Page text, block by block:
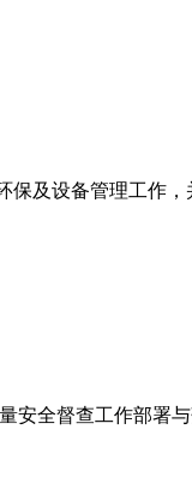
及设备管理工作
安全督查工作部署与